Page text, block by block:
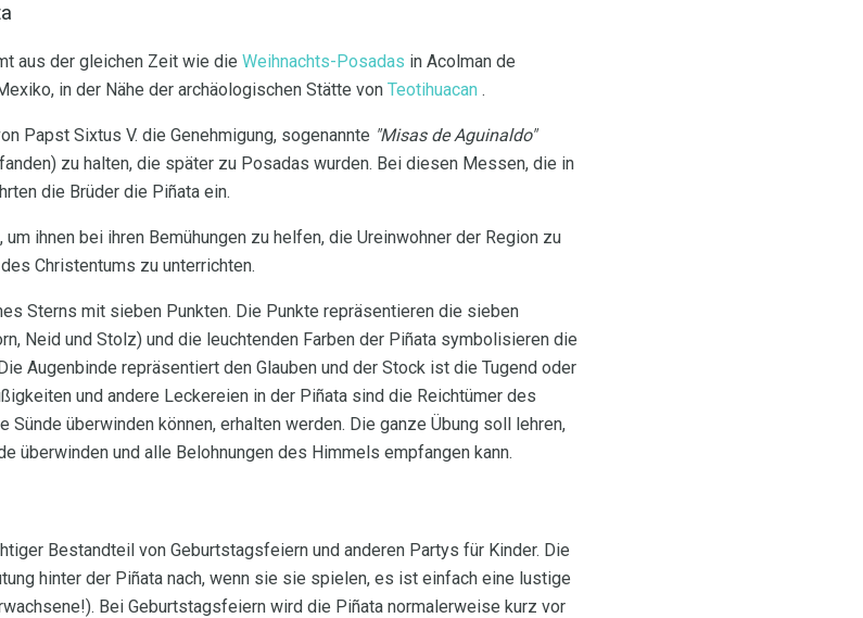
aus der gleichen Zeit wie die Weihnachts-Posadas in Acolman de
in der Nähe der archäologischen Stätte von Teotihuacan .
Papst Sixtus V. die Genehmigung, sogenannte "Misas de Aguinaldo"
zu halten, die später zu Posadas wurden. Bei diesen Messen, die in
die Brüder die Piñata ein.
ihnen bei ihren Bemühungen zu helfen, die Ureinwohner der Region zu
Christentums zu unterrichten.
Sterns mit sieben Punkten. Die Punkte repräsentieren die sieben
Neid und Stolz) und die leuchtenden Farben der Piñata symbolisieren die
Augenbinde repräsentiert den Glauben und der Stock ist die Tugend oder
und andere Leckereien in der Piñata sind die Reichtümer des
Sünde überwinden können, erhalten werden. Die ganze Übung soll lehren,
überwinden und alle Belohnungen des Himmels empfangen kann.
Bestandteil von Geburtstagsfeiern und anderen Partys für Kinder. Die
hinter der Piñata nach, wenn sie sie spielen, es ist einfach eine lustige
Bei Geburtstagsfeiern wird die Piñata normalerweise kurz vor